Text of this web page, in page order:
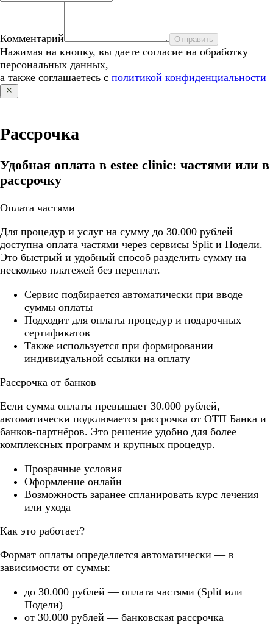
Комментарий Отправить
Нажимая на кнопку, вы даете согласие на обработку
персональных данных,
а также соглашаетесь с политикой конфиденциальности
Рассрочка
Удобная оплата в estee clinic: частями или в
рассрочку
Оплата частями
Для процедур и услуг на сумму до 30.000 рублей
доступна оплата частями через сервисы Split и Подели.
Это быстрый и удобный способ разделить сумму на
несколько платежей без переплат.
Cервис подбирается автоматически при вводе
суммы оплаты
Подходит для оплаты процедур и подарочных
сертификатов
Также используется при формировании
индивидуальной ссылки на оплату
Рассрочка от банков
Если сумма оплаты превышает 30.000 рублей,
автоматически подключается рассрочка от ОТП Банка и
банков-партнёров. Это решение удобно для более
комплексных программ и крупных процедур.
Прозрачные условия
Оформление онлайн
Возможность заранее спланировать курс лечения
или ухода
Как это работает?
Формат оплаты определяется автоматически — в
зависимости от суммы:
до 30.000 рублей — оплата частями (Split или
Подели)
от 30.000 рублей — банковская рассрочка